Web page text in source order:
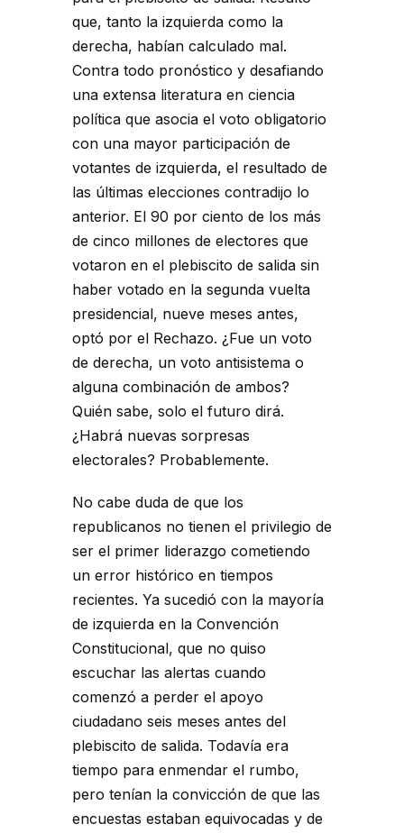
que, tanto la izquierda como la
derecha, habían calculado mal.
Contra todo pronóstico y desafiando
una extensa literatura en ciencia
política que asocia el voto obligatorio
con una mayor participación de
votantes de izquierda, el resultado de
las últimas elecciones contradijo lo
anterior. El 90 por ciento de los más
de cinco millones de electores que
votaron en el plebiscito de salida sin
haber votado en la segunda vuelta
presidencial, nueve meses antes,
optó por el Rechazo. ¿Fue un voto
de derecha, un voto antisistema o
alguna combinación de ambos?
Quién sabe, solo el futuro dirá.
¿Habrá nuevas sorpresas
electorales? Probablemente.
No cabe duda de que los
republicanos no tienen el privilegio de
ser el primer liderazgo cometiendo
un error histórico en tiempos
recientes. Ya sucedió con la mayoría
de izquierda en la Convención
Constitucional, que no quiso
escuchar las alertas cuando
comenzó a perder el apoyo
ciudadano seis meses antes del
plebiscito de salida. Todavía era
tiempo para enmendar el rumbo,
pero tenían la convicción de que las
encuestas estaban equivocadas y de